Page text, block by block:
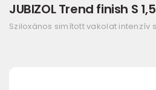
JUBIZOL Trend finish S
Sziloxános simított vakolat intenzív